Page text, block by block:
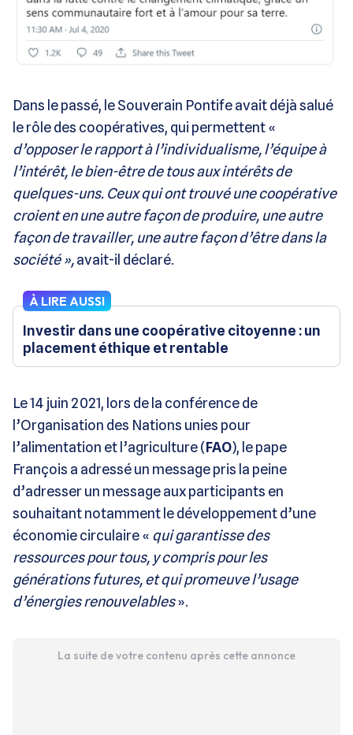
Dans le passé, le Souverain Pontife avait déjà salué
le rôle des coopératives, qui permettent «
d’opposer le rapport à l’individualisme, l’équipe à
l’intérêt, le bien-être de tous aux intérêts de
quelques-uns. Ceux qui ont trouvé une coopérative
croient en une autre façon de produire, une autre
façon de travailler, une autre façon d’être dans la
société »,avait-il déclaré.
À LIRE AUSSI
Investir dans une coopérative citoyenne : un
placement éthique et rentable
Le 14 juin 2021, lors de la conférence de
l’Organisation des Nations unies pour
l’alimentation et l’agriculture (FAO), le pape
François a adressé un message pris la peine
d’adresser un message aux participants en
souhaitant notamment le développement d’une
économie circulaire « qui garantisse des
ressources pour tous, y compris pour les
générations futures, et qui promeuve l’usage
d’énergies renouvelables».
La suite de votre contenu après cette annonce